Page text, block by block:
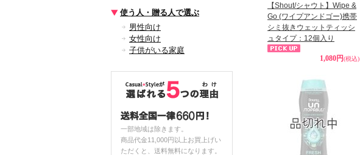
使う人・贈る人で選ぶ
男性向け
女性向け
子供がいる家庭
一部地域は除きます。
商品代金11,000円以上お買上げい
ただくと、送料無料になります。
【Shout/シャウト】Wipe &
Go (ワイプアンドゴー)携帯
シミ抜きウェットティッシ
ュタイプ：12個入り
1,080円(税込)